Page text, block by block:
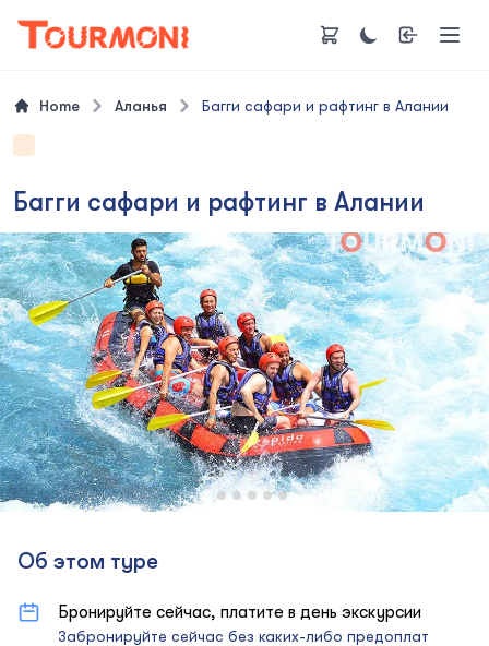
Home Аланья Багги сафари и рафтинг в Алании
Багги сафари и рафтинг в Алании
Об этом туре
Бронируйте сейчас, платите в день экскурсии
Забронируйте сейчас без каких-либо предоплат